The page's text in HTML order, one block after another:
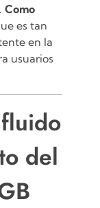
Como
es tan
en la
usuarios
del